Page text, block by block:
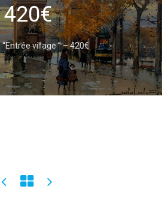
420€
“Entrée village ” – 420€